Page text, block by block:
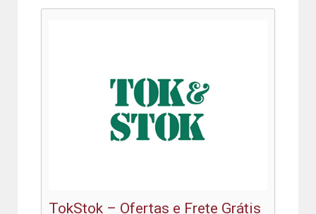
TokStok – Ofertas e Frete Grátis